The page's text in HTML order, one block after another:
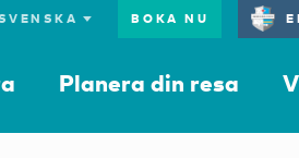
BOKA NU
Planera din resa